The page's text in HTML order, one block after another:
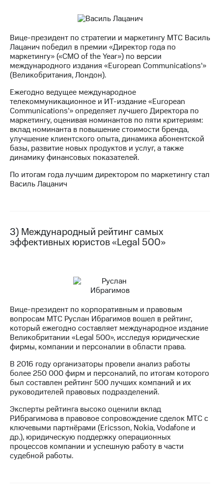
акционерам
ПАО
"МТС"
Собрания
акционеров
Личный
акционера
Акционерный
капитал
Контроль
и
аудит
Рынок
акций
Описание
Программа
Дивиденды
Рынок
Еврооблигации-2023
Уведомление
погашении
именных
облигаций
Другое
Реквизиты
Контакты
развитие
деловая этика
Вице-президент по стратегии и маркетингу МТС Василь
Лацанич победил в премии «Директор года по
маркетингу» («CMO of the Year») по версии
международного издания «European Communications’»
(Великобритания, Лондон).
Ежегодно ведущее международное
телекоммуникационное и ИТ-издание «European
Communications’» определяет лучшего Директора по
маркетингу, оценивая номинантов по пяти критериям:
вклад номинанта в повышение стоимости бренда,
улучшение клиентского опыта, динамика абонентской
базы, развитие новых продуктов и услуг, а также
динамику финансовых показателей.
По итогам года лучшим директором по маркетингу стал
Василь Лацанич
3) Международный рейтинг самых
эффективных юристов «Legal 500»
Вице-президент по корпоративным и правовым
вопросам МТС Руслан Ибрагимов вошел в рейтинг,
который ежегодно составляет международное издание
Великобритании «Legal 500», исследуя юридические
фирмы, компании и персоналии в области права.
В 2016 году организаторы провели анализ работы
более 250 000 фирм и персоналий, по итогам которого
был составлен рейтинг 500 лучших компаний и их
руководителей правовых подразделений.
Эксперты рейтинга высоко оценили вклад
Р.Ибрагимова в правовое сопровождение сделок МТС с
ключевыми партнёрами (Ericsson, Nokia, Vodafone и
др.), юридическую поддержку операционных
процессов компании и успешную работу в части
судебной работы.